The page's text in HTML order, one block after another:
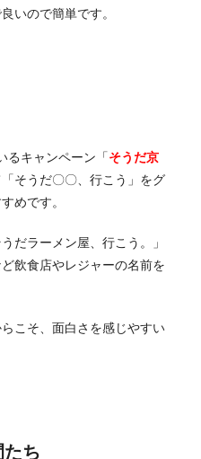
いので簡単です。
るキャンペーン「そうだ京
「そうだ〇〇、行こう」をグ
めです。
だラーメン屋、行こう。」
飲食店やレジャーの名前を
こそ、面白さを感じやすい
ち